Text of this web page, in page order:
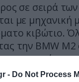
- Do Not Process
σε σειρά
με μηχανική
κιβώτιο.
την BMW M2
στην γκάμα